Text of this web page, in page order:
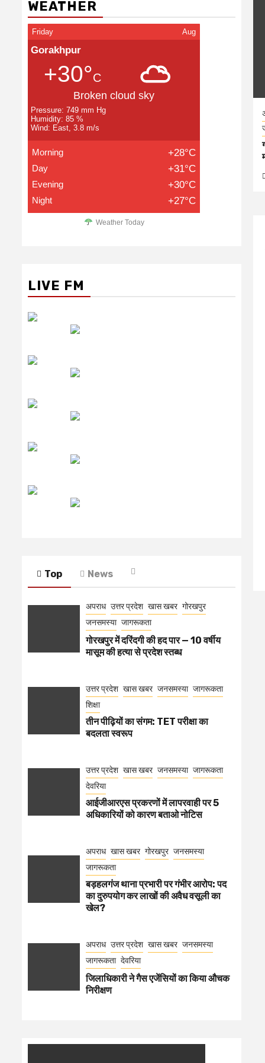
WEATHER
Friday Aug
Gorakhpur
+30°C
Broken cloud sky
Pressure: 749 mm Hg
Humidity: 85 %
Wind: East, 3.8 m/s
Morning +28°C
Day +31°C
Evening +30°C
Night +27°C
Weather Today
LIVE FM
Top News
अपराध उत्तर प्रदेश खास खबर गोरखपुर
जनसमस्या जागरूकता
गोरखपुर में दरिंदगी की हद पार — 10 वर्षीय
मासूम की हत्या से प्रदेश स्तब्ध
उत्तर प्रदेश खास खबर जनसमस्या जागरूकता
शिक्षा
तीन पीढ़ियों का संगम: TET परीक्षा का
बदलता स्वरूप
उत्तर प्रदेश खास खबर जनसमस्या जागरूकता
देवरिया
आईजीआरएस प्रकरणों में लापरवाही पर 5
अधिकारियों को कारण बताओ नोटिस
अपराध खास खबर गोरखपुर जनसमस्या
जागरूकता
बड़हलगंज थाना प्रभारी पर गंभीर आरोप: पद
का दुरुपयोग कर लाखों की अवैध वसूली का
खेल?
अपराध उत्तर प्रदेश खास खबर जनसमस्या
जागरूकता देवरिया
जिलाधिकारी ने गैस एजेंसियों का किया औचक
निरीक्षण